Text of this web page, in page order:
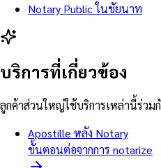
Notary Public ในชัยนาท
บริการที่เกี่ยวข้อง
ลูกค้าส่วนใหญ่ใช้บริการเหล่านี้ร่วม
Apostille หลัง Notary
ขั้นตอนต่อจากการ notarize